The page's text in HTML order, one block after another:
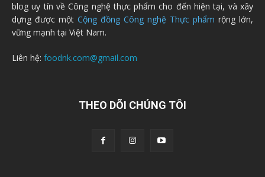
blog uy tín về Công nghệ thực phẩm cho đến hiện tại, và xây
dựng được một Cộng đồng Công nghệ Thực phẩm rộng lớn,
vững mạnh tại Việt Nam.
Liên hệ: foodnk.com@gmail.com
THEO DÕI CHÚNG TÔI